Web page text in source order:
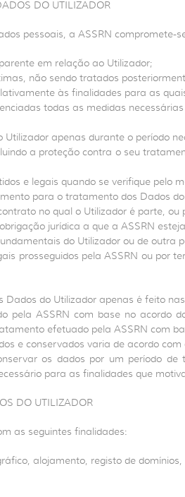
DO UTILIZADOR
pessoais, a ASSRN
em relação ao Utilizador;
não sendo tratados
às finalidades para as
todas as medidas
apenas durante o período
a proteção contra o seu
e legais quando se verifique pelo
para o tratamento dos Dados
no qual o Utilizador é parte,
jurídica a que a ASSRN
do Utilizador ou de outra
prosseguidos pela ASSRN ou por
do Utilizador apenas é feito
pela ASSRN com base no
efetuado pela ASSRN com
e conservados varia de acordo
os dados por um período
para as finalidades que
DO UTILIZADOR
as seguintes finalidades:
alojamento, registo de domínios,